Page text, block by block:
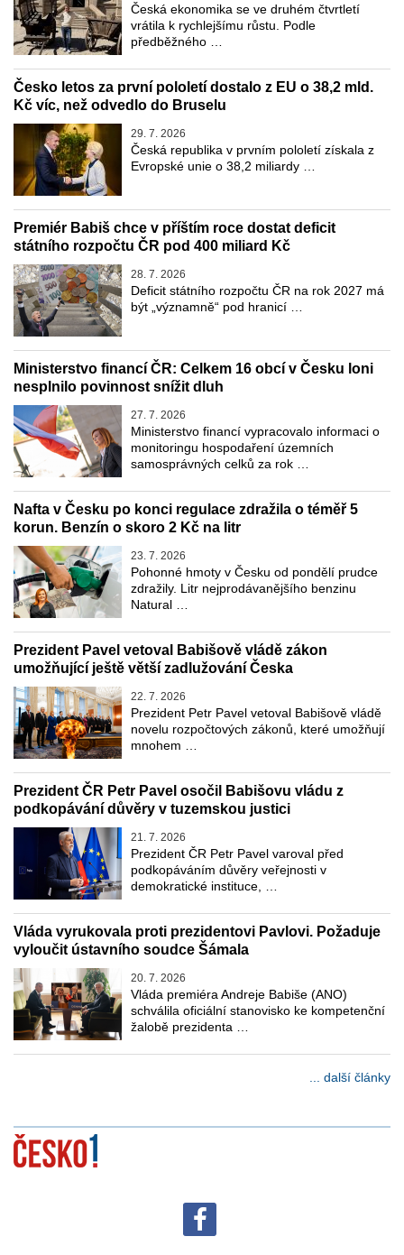
Česká ekonomika se ve druhém čtvrtletí
vrátila k rychlejšímu růstu. Podle
předběžného …
Česko letos za první pololetí dostalo z EU o 38,2 mld.
Kč víc, než odvedlo do Bruselu
29. 7. 2026
Česká republika v prvním pololetí získala z
Evropské unie o 38,2 miliardy …
Premiér Babiš chce v příštím roce dostat deficit
státního rozpočtu ČR pod 400 miliard Kč
28. 7. 2026
Deficit státního rozpočtu ČR na rok 2027 má
být „významně“ pod hranicí …
Ministerstvo financí ČR: Celkem 16 obcí v Česku loni
nesplnilo povinnost snížit dluh
27. 7. 2026
Ministerstvo financí vypracovalo informaci o
monitoringu hospodaření územních
samosprávných celků za rok …
Nafta v Česku po konci regulace zdražila o téměř 5
korun. Benzín o skoro 2 Kč na litr
23. 7. 2026
Pohonné hmoty v Česku od pondělí prudce
zdražily. Litr nejprodávanějšího benzinu
Natural …
Prezident Pavel vetoval Babišově vládě zákon
umožňující ještě větší zadlužování Česka
22. 7. 2026
Prezident Petr Pavel vetoval Babišově vládě
novelu rozpočtových zákonů, které umožňují
mnohem …
Prezident ČR Petr Pavel osočil Babišovu vládu z
podkopávání důvěry v tuzemskou justici
21. 7. 2026
Prezident ČR Petr Pavel varoval před
podkopáváním důvěry veřejnosti v
demokratické instituce, …
Vláda vyrukovala proti prezidentovi Pavlovi. Požaduje
vyloučit ústavního soudce Šámala
20. 7. 2026
Vláda premiéra Andreje Babiše (ANO)
schválila oficiální stanovisko ke kompetenční
žalobě prezidenta …
... další články